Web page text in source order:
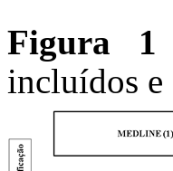
Figura 1
incluídos e